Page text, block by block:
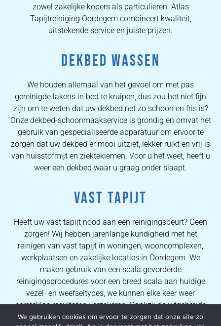
zowel zakelijke kopers als particulieren. Atlas
Tapijtreiniging Oordegem combineert kwaliteit,
uitstekende service en juiste prijzen.
DEKBED WASSEN
We houden allemaal van het gevoel om met pas
gereinigde lakens in bed te kruipen, dus zou het niet fijn
zijn om te weten dat uw dekbed net zo schoon en fris is?
Onze dekbed-schoonmaakservice is grondig en omvat het
gebruik van gespecialiseerde apparatuur om ervoor te
zorgen dat uw dekbed er mooi uitziet, lekker ruikt en vrij is
van huisstofmijt en ziektekiemen. Voor u het weet, heeft u
weer een dekbed waar u graag onder slaapt.
VAST TAPIJT
Heeft uw vast tapijt nood aan een reinigingsbeurt? Geen
zorgen! Wij hebben jarenlange kundigheid met het
reinigen van vast tapijt in woningen, wooncomplexen,
werkplaatsen en zakelijke locaties in Oordegem. We
maken gebruik van een scala gevorderde
reinigingsprocedures voor een breed scala aan huidige
vezel- en weefseltypes, we kunnen elke keer weer
eersteklas resultaten verzekeren. Dankzij de uitgebreide
kennis van onze operators kunnen wij al onze kopers
We gebruiken cookies om ervoor te zorgen dat onze site zo